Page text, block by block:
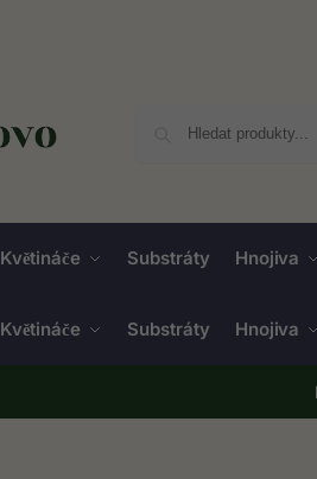
Květináče Substráty Hnojiva
Květináče Substráty Hnojiva